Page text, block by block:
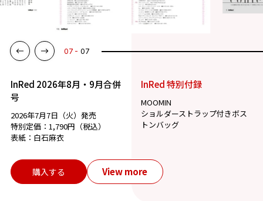
07 07
InRed 2026年8月・9月合併
号
2026年7月7日（火）発売
特別定価：1,790円（税込）
表紙：白石麻衣
InRed 特別付録
MOOMIN
ショルダーストラップ付きボス
トンバッグ
購入する View more